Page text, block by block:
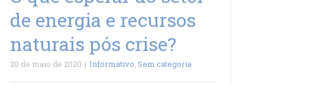
de energia e recursos
naturais pós crise?
20 de maio de 2020 | Informativo, Sem categoria